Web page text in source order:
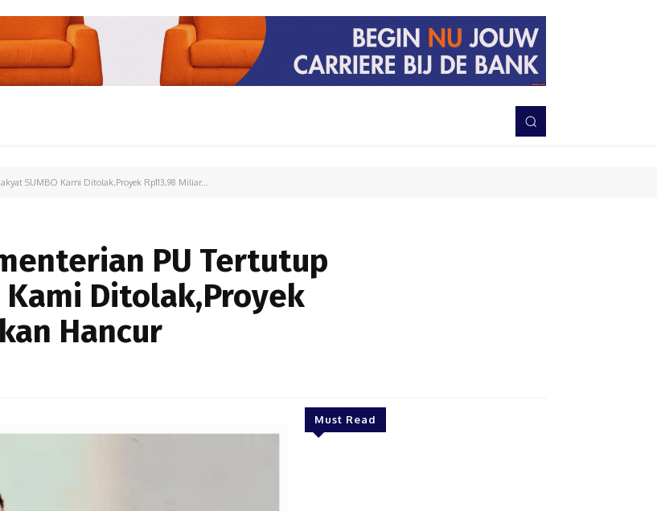
TNI-POLRI
SUMBO Kami Ditolak,Proyek Rp113,98 Miliar...
PU Tertutup
Kami Ditolak,Proyek
Hancur
Must Read